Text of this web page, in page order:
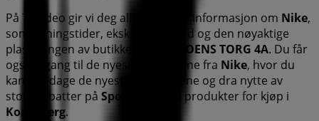
På Tiendeo gir vi deg all oppdatert informasjon om Nike,
som åpningstider, eksklusive tilbud og den nøyaktige
plasseringen av butikken på
NYMOENS TORG 4A. Du får
også tilgang til de nyeste katalogene fra Nike, hvor du
kan oppdage de nyeste kampanjene og dra nytte av
store rabatter på Sport og Fritid
produkter for kjøp i
Kongsberg.